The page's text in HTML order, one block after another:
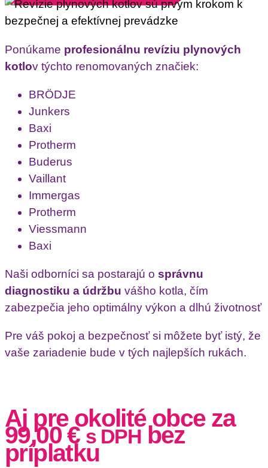
Ponúkame profesionálnu revíziu plynových
kotlov týchto renomovaných značiek:
BRÖDJE
Junkers
Baxi
Protherm
Buderus
Vaillant
Immergas
Protherm
Viessmann
Baxi
Naši odborníci sa postarajú o správnu
diagnostiku a údržbu vášho kotla, čím
zabezpečia jeho optimálny výkon a dlhú životnosť
Pre váš pokoj a bezpečnosť si môžete byť istý, že
vaše zariadenie bude v tých najlepších rukách.
Aj pre okolité obce za
99,00€ s DPHbez
príplatku